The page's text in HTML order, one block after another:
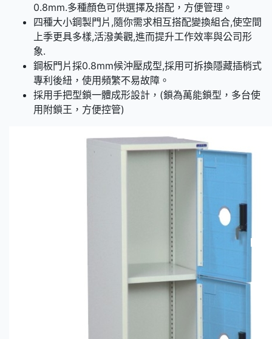
0.8mm.多種顏色可供選擇及搭配，方便管理。
四種大小鋼製門片,隨你需求相互搭配變換組合,使空間
上季更具多樣,活潑美觀,進而提升工作效率與公司形
象.
鋼板門片採0.8mm候沖壓成型,採用可拆換隱藏插梢式
專利後紐，使用頻繁不易故障。
採用手把型鎖一體成形設計，(鎖為萬能鎖型，多台使
用附鎖王，方便控管)